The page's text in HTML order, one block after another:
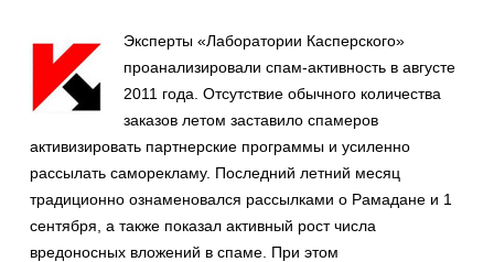
Эксперты «Лаборатории Касперского»
проанализировали спам-активность в августе
2011 года. Отсутствие обычного количества
заказов летом заставило спамеров
активизировать партнерские программы и усиленно
рассылать саморекламу. Последний летний месяц
традиционно ознаменовался рассылками о Рамадане и 1
сентября, а также показал активный рост числа
вредоносных вложений в спаме. При этом